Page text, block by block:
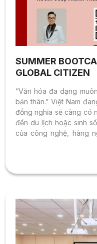
SUMMER
GLOBAL CITIZEN
“Văn hóa đa dạng
bản thân.” Việt Nam
đồng nghĩa sẽ càng có
đến du lịch hoặc sinh
của công nghệ, hàng
mạng xã hội. Do vậy,
họ sẽ giúp ích rất
người là sản phẩm...